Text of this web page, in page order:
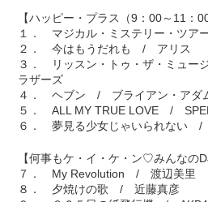
【ハッピー・プラス（9：00～11：00
１． マジカル・ミステリー・ツ
２． 今はもうだれも / アリス
３． リッスン・トゥ・ザ・ミュ
ラザーズ
４． ヘブン / ブライアン・アダ
５． ALL MY TRUE LOVE /
６． 夢見る少女じゃいられない
【何事もケ・イ・ケ・ン♡みんなの
７． My Revolution / 渡辺美里
８． 夕焼けの歌 / 近藤真彦